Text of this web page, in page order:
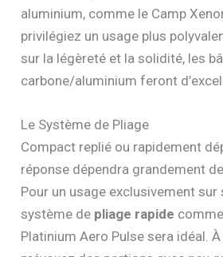
aluminium, comme le Camp
privilégiez un usage plus
sur la légèreté et la solidité, les
carbone/aluminium feront
Le Système de Pliage
Compact replié ou rapidement
réponse dépendra grandement
Pour un usage exclusivement sur
système de pliage rapide
Platinium Aero Pulse sera idéal. À